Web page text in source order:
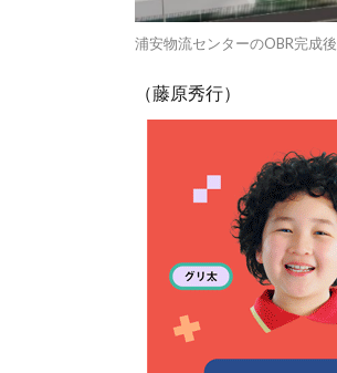
浦安物流センターのOBR完成
（藤原秀行）